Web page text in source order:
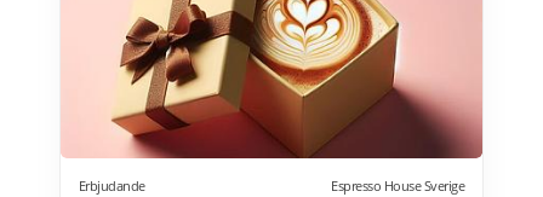
Erbjudande Espresso House Sverige